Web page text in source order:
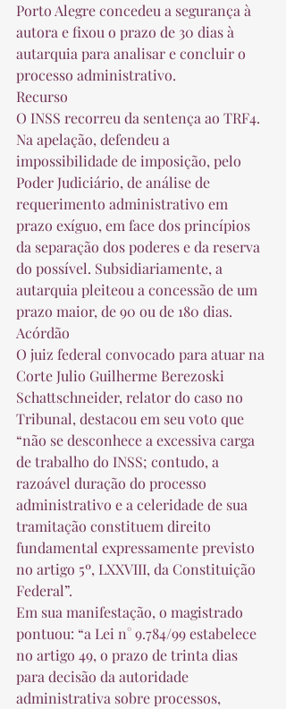
Porto Alegre concedeu a segurança à
autora e fixou o prazo de 30 dias à
autarquia para analisar e concluir o
processo administrativo.
Recurso
O INSS recorreu da sentença ao TRF4.
Na apelação, defendeu a
impossibilidade de imposição, pelo
Poder Judiciário, de análise de
requerimento administrativo em
prazo exíguo, em face dos princípios
da separação dos poderes e da reserva
do possível. Subsidiariamente, a
autarquia pleiteou a concessão de um
prazo maior, de 90 ou de 180 dias.
Acórdão
O juiz federal convocado para atuar na
Corte Julio Guilherme Berezoski
Schattschneider, relator do caso no
Tribunal, destacou em seu voto que
“não se desconhece a excessiva carga
de trabalho do INSS; contudo, a
razoável duração do processo
administrativo e a celeridade de sua
tramitação constituem direito
fundamental expressamente previsto
no artigo 5º, LXXVIII, da Constituição
Federal”.
Em sua manifestação, o magistrado
pontuou: “a Lei n° 9.784/99 estabelece
no artigo 49, o prazo de trinta dias
para decisão da autoridade
administrativa sobre processos,